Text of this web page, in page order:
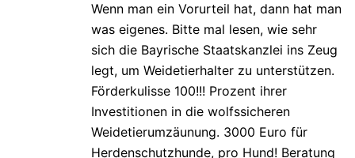
Wenn man ein Vorurteil hat, dann hat man
was eigenes. Bitte mal lesen, wie sehr
sich die Bayrische Staatskanzlei ins Zeug
legt, um Weidetierhalter zu unterstützen.
Förderkulisse 100!!! Prozent ihrer
Investitionen in die wolfssicheren
Weidetierumzäunung. 3000 Euro für
Herdenschutzhunde, pro Hund! Beratung